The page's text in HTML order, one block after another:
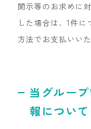
開示等のお求めに
した場合は、1件
方法でお支払いい
当グルー
報について